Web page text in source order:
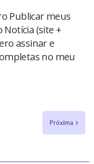
Publicar meus
(site +
assinar e
no meu
Próxima